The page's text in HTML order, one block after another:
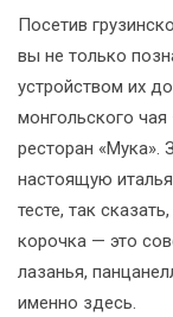
Посетив
вы не только
устройством их
монгольского
ресторан «Мука».
настоящую
тесте, так
корочка — это
лазанья,
именно здесь.